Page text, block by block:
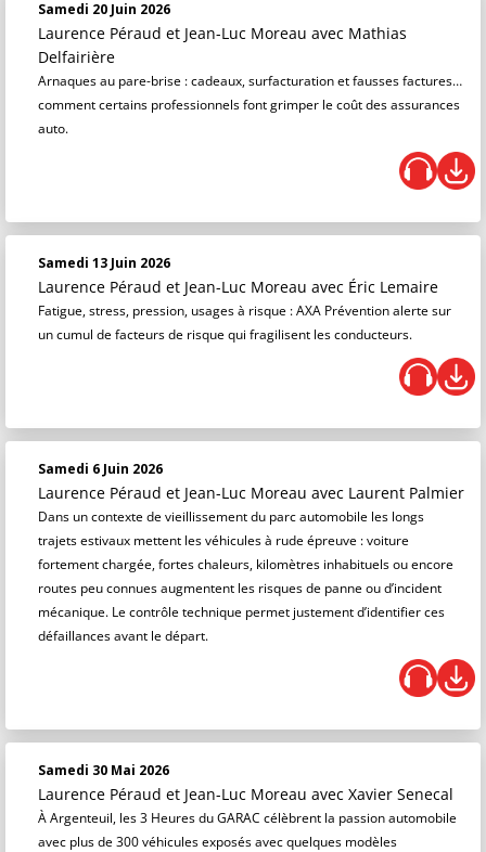
Samedi 20 Juin 2026
Laurence Péraud et Jean-Luc Moreau avec Mathias
Delfairière
Arnaques au pare-brise : cadeaux, surfacturation et fausses factures…
comment certains professionnels font grimper le coût des assurances
auto.
Samedi 13 Juin 2026
Laurence Péraud et Jean-Luc Moreau avec Éric Lemaire
Fatigue, stress, pression, usages à risque : AXA Prévention alerte sur
un cumul de facteurs de risque qui fragilisent les conducteurs.
Samedi 6 Juin 2026
Laurence Péraud et Jean-Luc Moreau avec Laurent Palmier
Dans un contexte de vieillissement du parc automobile les longs
trajets estivaux mettent les véhicules à rude épreuve : voiture
fortement chargée, fortes chaleurs, kilomètres inhabituels ou encore
routes peu connues augmentent les risques de panne ou d’incident
mécanique. Le contrôle technique permet justement d’identifier ces
défaillances avant le départ.
Samedi 30 Mai 2026
Laurence Péraud et Jean-Luc Moreau avec Xavier Senecal
À Argenteuil, les 3 Heures du GARAC célèbrent la passion automobile
avec plus de 300 véhicules exposés avec quelques modèles